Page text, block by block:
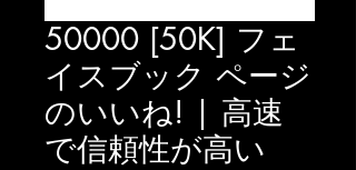
50000 [50K] フェ
イスブック ページ
のいいね! | 高速
で信頼性が高い